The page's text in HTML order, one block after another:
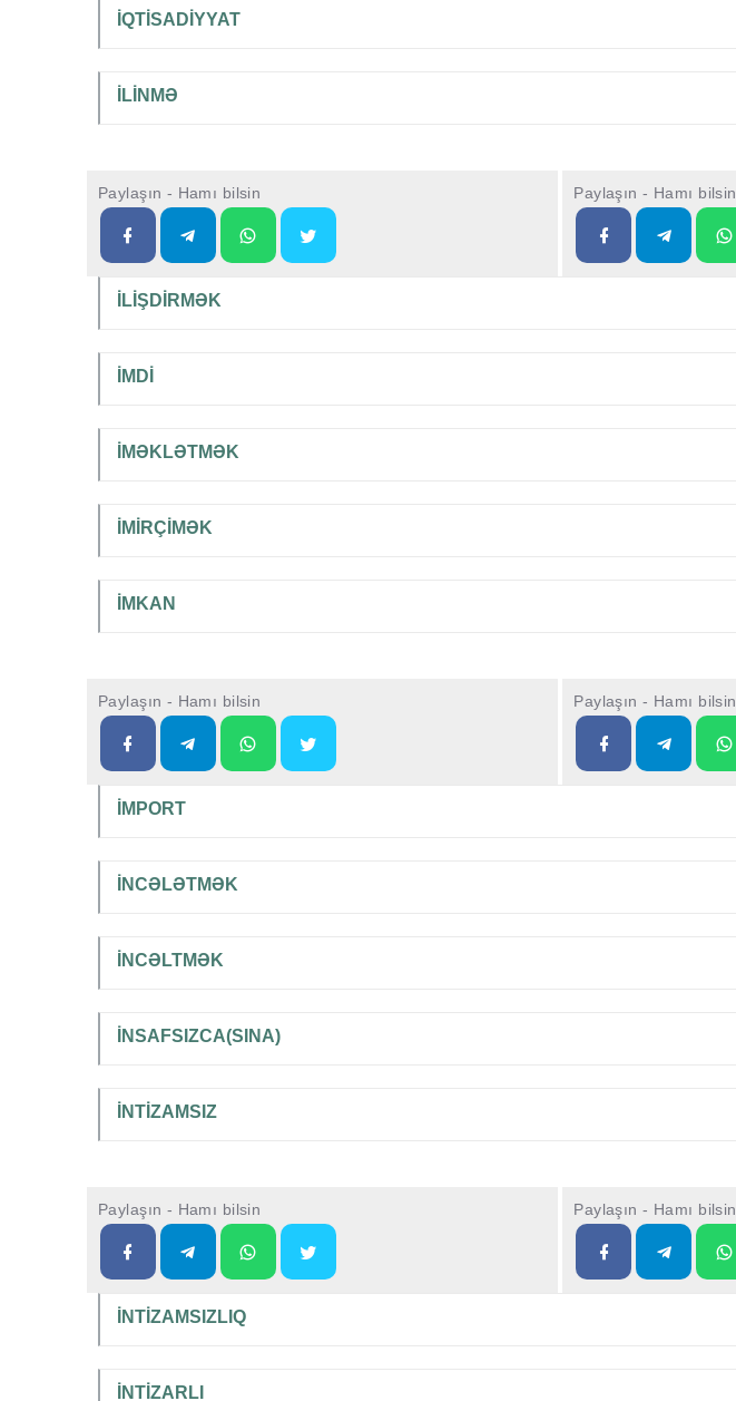
İQTİSADİYYAT
İLİNMƏ
Paylaşın - Hamı bilsin Paylaşın - Hamı bilsin
İLİŞDİRMƏK
İMDİ
İMƏKLƏTMƏK
İMİRÇİMƏK
İMKAN
Paylaşın - Hamı bilsin Paylaşın - Hamı bilsin
İMPORT
İNCƏLƏTMƏK
İNCƏLTMƏK
İNSAFSIZCA(SINA)
İNTİZAMSIZ
Paylaşın - Hamı bilsin Paylaşın - Hamı bilsin
İNTİZAMSIZLIQ
İNTİZARLI